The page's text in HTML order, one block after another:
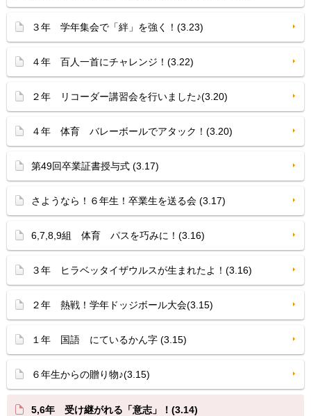
３年 学年集会で「絆」を強く！(3.23)
４年 百人一首にチャレンジ！(3.22)
２年 リコーダー講習会を行いました♪(3.20)
４年 体育 バレーボールでアタック！(3.20)
第49回卒業証書授与式 (3.17)
さようなら！６年生！卒業生を送る会 (3.17)
6,7,8,9組 体育 パスを巧みに！(3.16)
３年 ヒラベッタイザウルスが生まれたよ！(3.16)
２年 熱戦！学年ドッジボール大会(3.15)
１年 国語 にているかん字 (3.15)
６年生からの贈り物♪(3.15)
5,6年 受け継がれる「意志」！(3.14)